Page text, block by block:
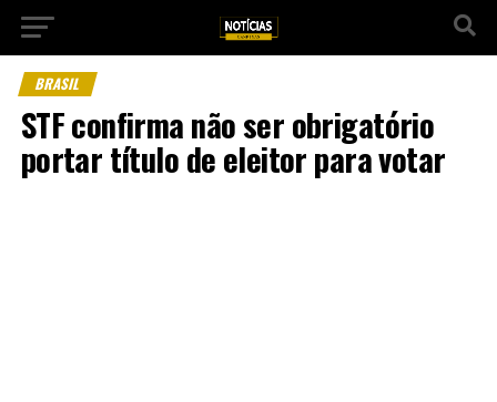
BRASIL
STF confirma não ser obrigatório
portar título de eleitor para votar